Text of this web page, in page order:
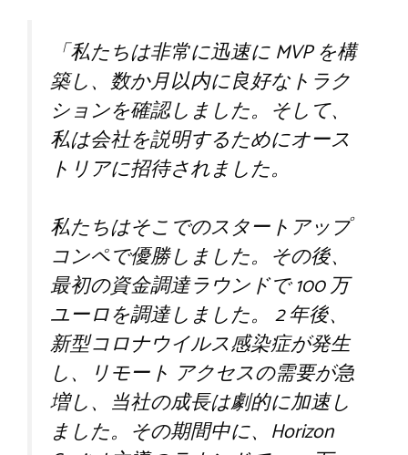
「私たちは非常に迅速に MVP を構
築し、数か月以内に良好なトラク
ションを確認しました。そして、
私は会社を説明するためにオース
トリアに招待されました。
私たちはそこでのスタートアップ
コンペで優勝しました。その後、
最初の資金調達ラウンドで 100 万
ユーロを調達しました。 2 年後、
新型コロナウイルス感染症が発生
し、リモート アクセスの需要が急
増し、当社の成長は劇的に加速し
ました。その期間中に、Horizo​​n